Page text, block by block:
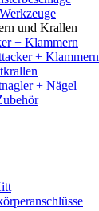
und Krallen
+ Klammern
+ Klammern
+ Nägel